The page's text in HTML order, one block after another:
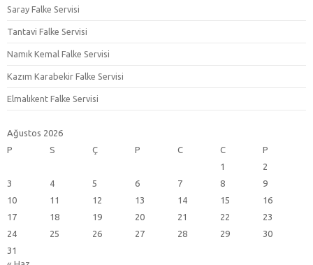
Saray Falke Servisi
Tantavi Falke Servisi
Namık Kemal Falke Servisi
Kazım Karabekir Falke Servisi
Elmalıkent Falke Servisi
Ağustos 2026
P
S Ç P C C
P
1
2
3
4 5 6 7 8
9
10
11 12 13 14 15
16
17
18 19 20 21 22
23
24
25 26 27 28 29
30
31